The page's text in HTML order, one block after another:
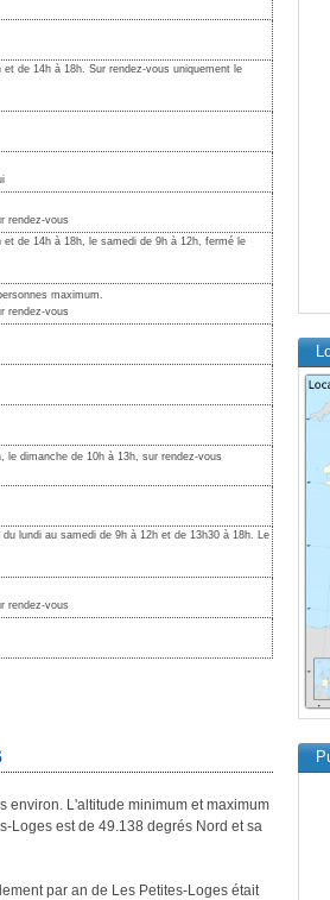
de 14h à 18h. Sur rendez-vous uniquement le
rendez-vous
de 14h à 18h, le samedi de 9h à 12h, fermé le
maximum.
rendez-vous
le dimanche de 10h à 13h, sur rendez-vous
lundi au samedi de 9h à 12h et de 13h30 à 18h. Le
rendez-vous
environ. L'altitude minimum et maximum
Loges est de 49.138 degrés Nord et sa
par an de Les Petites-Loges était